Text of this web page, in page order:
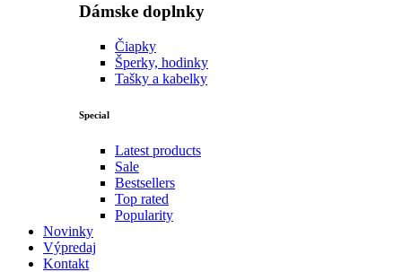
Dámske doplnky
Čiapky
Šperky, hodinky
Tašky a kabelky
Special
Latest products
Sale
Bestsellers
Top rated
Popularity
Novinky
Výpredaj
Kontakt